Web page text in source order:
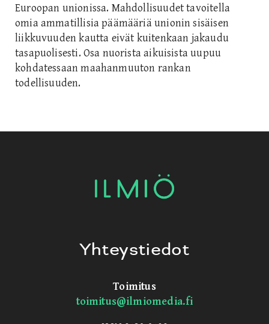
Euroopan unionissa. Mahdollisuudet tavoitella
omia ammatillisia päämääriä unionin sisäisen
liikkuvuuden kautta eivät kuitenkaan jakaudu
tasapuolisesti. Osa nuorista aikuisista uupuu
kohdatessaan maahanmuuton rankan
todellisuuden.
Yhteystiedot
Toimitus
toimitus@ilmiomedia.fi